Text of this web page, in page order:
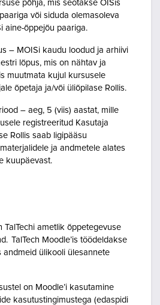
põhja, mis seotakse ÕISis
või siduda olemasoleva
aine-õppejõu paariga.
– MOISi kaudu loodud ja arhiivi
lõpus, mis on nähtav ja
muutmata kujul kursusele
õpetaja ja/või üliõpilase Rollis.
– aeg, 5 (viis) aastat, mille
registreeritud Kasutaja
Rollis saab ligipääsu
ja andmetele alates
kuupäevast.
TalTechi ametlik õppetegevuse
TalTech Moodle’is töödeldakse
andmeid ülikooli ülesannete
on Moodle’i kasutamine
kasutustingimustega (edaspidi